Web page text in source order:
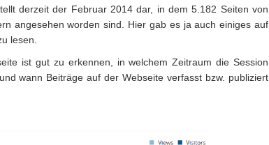
derzeit der Februar 2014 dar, in dem 5.182 Seiten von
angesehen worden sind. Hier gab es ja auch einiges auf
lesen.
ist gut zu erkennen, in welchem Zeitraum die Session
wann Beiträge auf der Webseite verfasst bzw. publiziert